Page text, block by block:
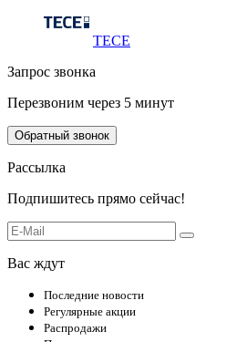
TECE
Запрос звонка
Перезвоним через 5 минут
Обратный звонок
Рассылка
Подпишитесь прямо сейчас!
Вас ждут
Последние новости
Регулярные акции
Распродажи